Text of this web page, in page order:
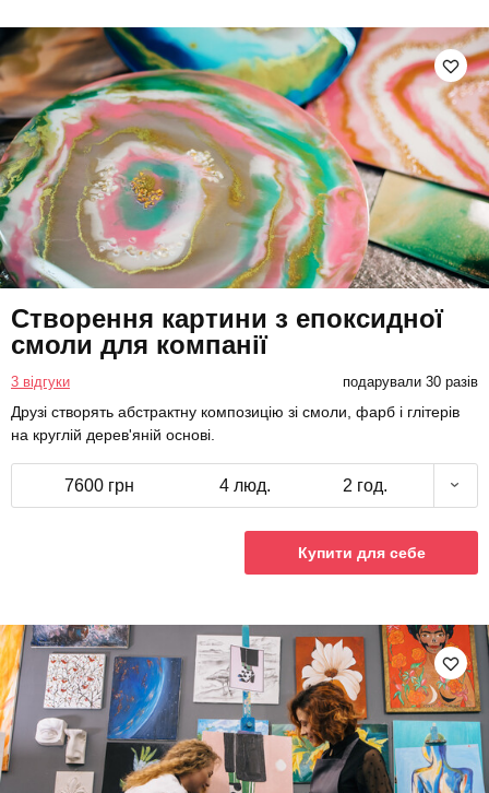
Створення картини з епоксидної
смоли для компанії
3 відгуки подарували 30 разів
Друзі створять абстрактну композицію зі смоли, фарб і глітерів
на круглій дерев'яній основі.
7600 грн 4 люд. 2 год.
Купити для себе